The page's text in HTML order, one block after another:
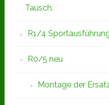
Tausch.
R1/4
R0/5 neu
Montage der